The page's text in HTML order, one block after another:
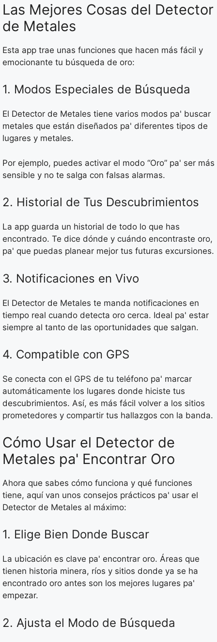
Las Mejores Cosas del Detector
de Metales
Esta app trae unas funciones que hacen más fácil y
emocionante tu búsqueda de oro:
1. Modos Especiales de Búsqueda
El Detector de Metales tiene varios modos pa' buscar
metales que están diseñados pa' diferentes tipos de
lugares y metales.
Por ejemplo, puedes activar el modo “Oro” pa' ser más
sensible y no te salga con falsas alarmas.
2. Historial de Tus Descubrimientos
La app guarda un historial de todo lo que has
encontrado. Te dice dónde y cuándo encontraste oro,
pa' que puedas planear mejor tus futuras excursiones.
3. Notificaciones en Vivo
El Detector de Metales te manda notificaciones en
tiempo real cuando detecta oro cerca. Ideal pa' estar
siempre al tanto de las oportunidades que salgan.
4. Compatible con GPS
Se conecta con el GPS de tu teléfono pa' marcar
automáticamente los lugares donde hiciste tus
descubrimientos. Así, es más fácil volver a los sitios
prometedores y compartir tus hallazgos con la banda.
Cómo Usar el Detector de
Metales pa' Encontrar Oro
Ahora que sabes cómo funciona y qué funciones
tiene, aquí van unos consejos prácticos pa' usar el
Detector de Metales al máximo:
1. Elige Bien Donde Buscar
La ubicación es clave pa' encontrar oro. Áreas que
tienen historia minera, ríos y sitios donde ya se ha
encontrado oro antes son los mejores lugares pa'
empezar.
2. Ajusta el Modo de Búsqueda